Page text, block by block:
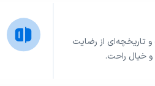
و تاریخچه‌ای از رضایت
و خیال راحت.